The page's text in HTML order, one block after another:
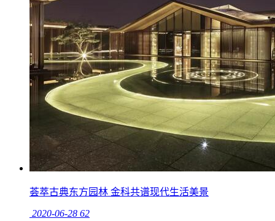
荟萃古典东方园林 金科共谱现代生活美景
2020-06-28 62